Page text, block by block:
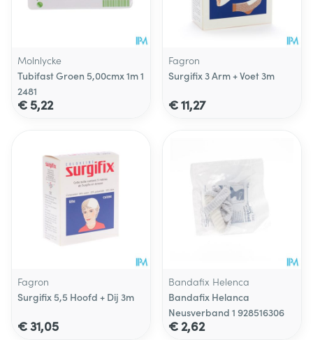
Molnlycke
Tubifast Groen 5,00cmx 1m 1
2481
€ 5,22
Fagron
Surgifix 3 Arm + Voet 3m
€ 11,27
Fagron
Surgifix 5,5 Hoofd + Dij 3m
€ 31,05
Bandafix Helenca
Bandafix Helanca
Neusverband 1 928516306
€ 2,62